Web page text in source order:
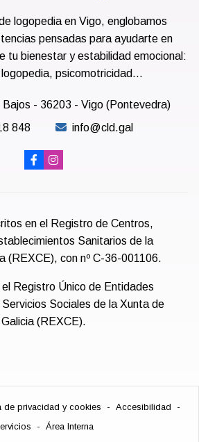
logopedia en Vigo, englobamos
pensadas para ayudarte en
tu bienestar y estabilidad emocional:
psicomotricidad...
- 36203 - Vigo (Pontevedra)
848
info@cld.gal
en el Registro de Centros,
Sanitarios de la
(REXCE), con nº C-36-001106.
el Registro Único de Entidades
Sociales de la Xunta de
Galicia (REXCE).
de privacidad y cookies - Accesibilidad
-
- Área Interna